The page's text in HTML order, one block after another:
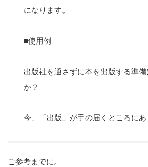
になります。
■使用例
出版社を通さずに本を出版する準
か？
今、「出版」が手の届くところにあ
ご参考までに。